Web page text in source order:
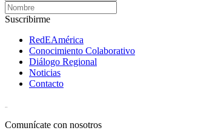
Suscribirme
RedEAmérica
Conocimiento Colaborativo
Diálogo Regional
Noticias
Contacto
Comunícate con nosotros